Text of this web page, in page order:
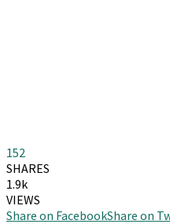
152
SHARES
1.9k
VIEWS
Share on FacebookShare on